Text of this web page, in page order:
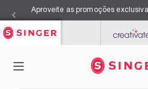
Aproveite as promoções